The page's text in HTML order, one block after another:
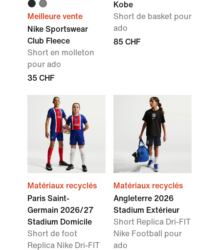
Meilleure vente
Nike Sportswear
Club Fleece
Short en molleton
pour ado
35 CHF
Kobe
Short de basket pour
ado
85 CHF
Matériaux recyclés
Paris Saint-
Germain 2026/27
Stadium Domicile
Short de foot
Replica Nike Dri-FIT
Matériaux recyclés
Angleterre 2026
Stadium Extérieur
Short Replica Dri-FIT
Nike Football pour
ado